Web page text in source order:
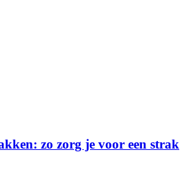
zo zorg je voor een strak